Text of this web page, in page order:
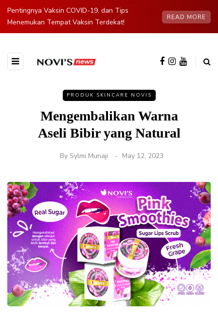
Pentingnya Vaksin COVID-19, dan Tips
Menemukan Tempat Vaksin Terdekat!
READ MORE
PRODUK SKINCARE NOVIS
Mengembalikan Warna
Aseli Bibir yang Natural
By Sylmi Munaji May 12, 2023